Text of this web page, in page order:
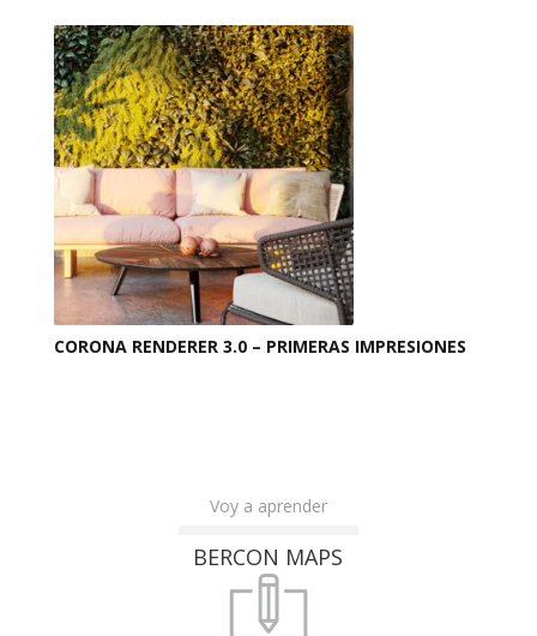
CORONA RENDERER 3.0 – PRIMERAS IMPRESIONES
Voy a aprender
BERCON MAPS